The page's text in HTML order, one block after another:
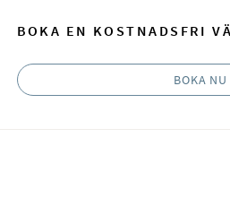
BOKA EN KOSTNADSFRI
BOKA NU